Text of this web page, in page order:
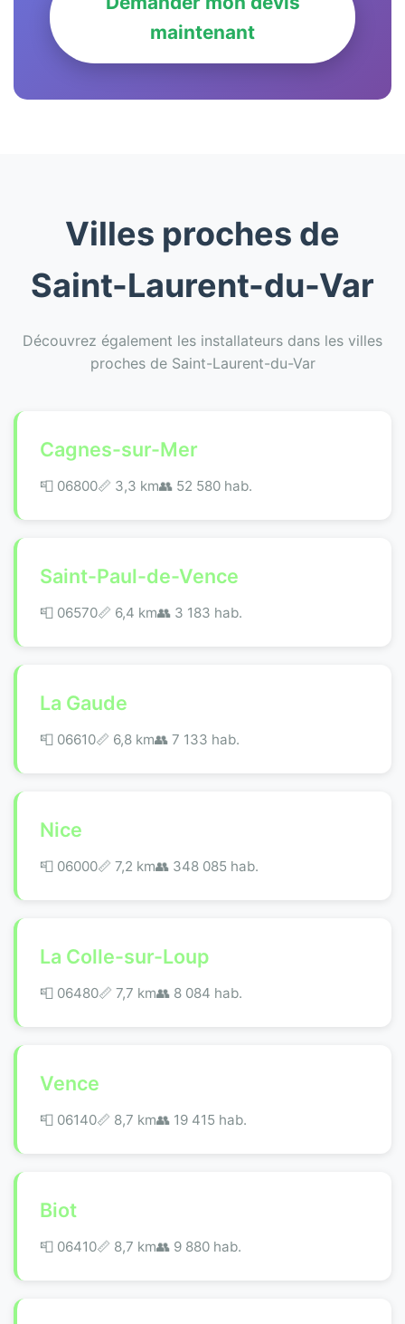
maintenant
Villes proches de
Saint-Laurent-du-Var
Découvrez également les installateurs dans les villes
proches de Saint-Laurent-du-Var
Cagnes-sur-Mer
📮 06800📏 3,3 km👥 52 580 hab.
Saint-Paul-de-Vence
📮 06570📏 6,4 km👥 3 183 hab.
La Gaude
📮 06610📏 6,8 km👥 7 133 hab.
Nice
📮 06000📏 7,2 km👥 348 085 hab.
La Colle-sur-Loup
📮 06480📏 7,7 km👥 8 084 hab.
Vence
📮 06140📏 8,7 km👥 19 415 hab.
Biot
📮 06410📏 8,7 km👥 9 880 hab.